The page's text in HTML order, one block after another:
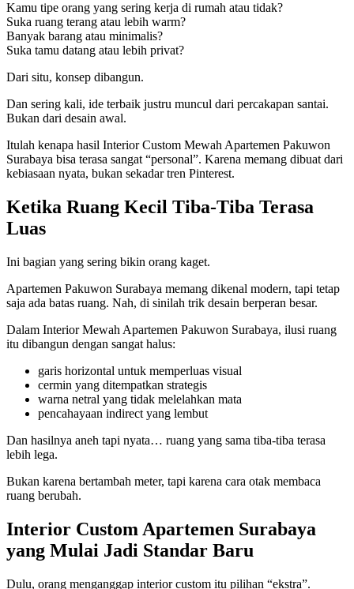
Kamu tipe orang yang sering kerja di rumah atau tidak?
Suka ruang terang atau lebih warm?
Banyak barang atau minimalis?
Suka tamu datang atau lebih privat?
Dari situ, konsep dibangun.
Dan sering kali, ide terbaik justru muncul dari percakapan santai.
Bukan dari desain awal.
Itulah kenapa hasil Interior Custom Mewah Apartemen Pakuwon
Surabaya bisa terasa sangat “personal”. Karena memang dibuat dari
kebiasaan nyata, bukan sekadar tren Pinterest.
Ketika Ruang Kecil Tiba-Tiba Terasa
Luas
Ini bagian yang sering bikin orang kaget.
Apartemen Pakuwon Surabaya memang dikenal modern, tapi tetap
saja ada batas ruang. Nah, di sinilah trik desain berperan besar.
Dalam Interior Mewah Apartemen Pakuwon Surabaya, ilusi ruang
itu dibangun dengan sangat halus:
garis horizontal untuk memperluas visual
cermin yang ditempatkan strategis
warna netral yang tidak melelahkan mata
pencahayaan indirect yang lembut
Dan hasilnya aneh tapi nyata… ruang yang sama tiba-tiba terasa
lebih lega.
Bukan karena bertambah meter, tapi karena cara otak membaca
ruang berubah.
Interior Custom Apartemen Surabaya
yang Mulai Jadi Standar Baru
Dulu, orang menganggap interior custom itu pilihan “ekstra”.